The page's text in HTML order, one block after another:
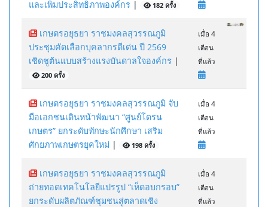
และเพิ่มประสิทธิภาพองค์กร | 182 ครั้ง
เกษตรอยุธยา ราชมงคลสุวรรณภูมิ
ประชุมคัดเลือกบุคลากรดีเด่น ปี 2569
เชิดชูต้นแบบสร้างแรงบันดาลใจองค์กร |
200 ครั้ง
เมื่อ 4
เดือน
ที่แล้ว
เกษตรอยุธยา ราชมงคลสุวรรณภูมิ จับ
มือเอกชนเดินหน้าพัฒนา “ศูนย์โดรน
เกษตร” ยกระดับทักษะนักศึกษา เสริม
ศักยภาพเกษตรยุคใหม่ | 198 ครั้ง
เมื่อ 4
เดือน
ที่แล้ว
เกษตรอยุธยา ราชมงคลสุวรรณภูมิ
ถ่ายทอดเทคโนโลยีแปรรูป “เห็ดอบกรอบ”
ยกระดับผลิตภัณฑ์ชุมชนสู่ตลาดเชิง
เมื่อ 4
เดือน
ที่แล้ว